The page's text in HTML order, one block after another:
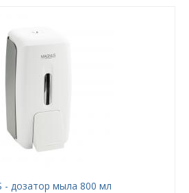
- дозатор мыла 800 мл